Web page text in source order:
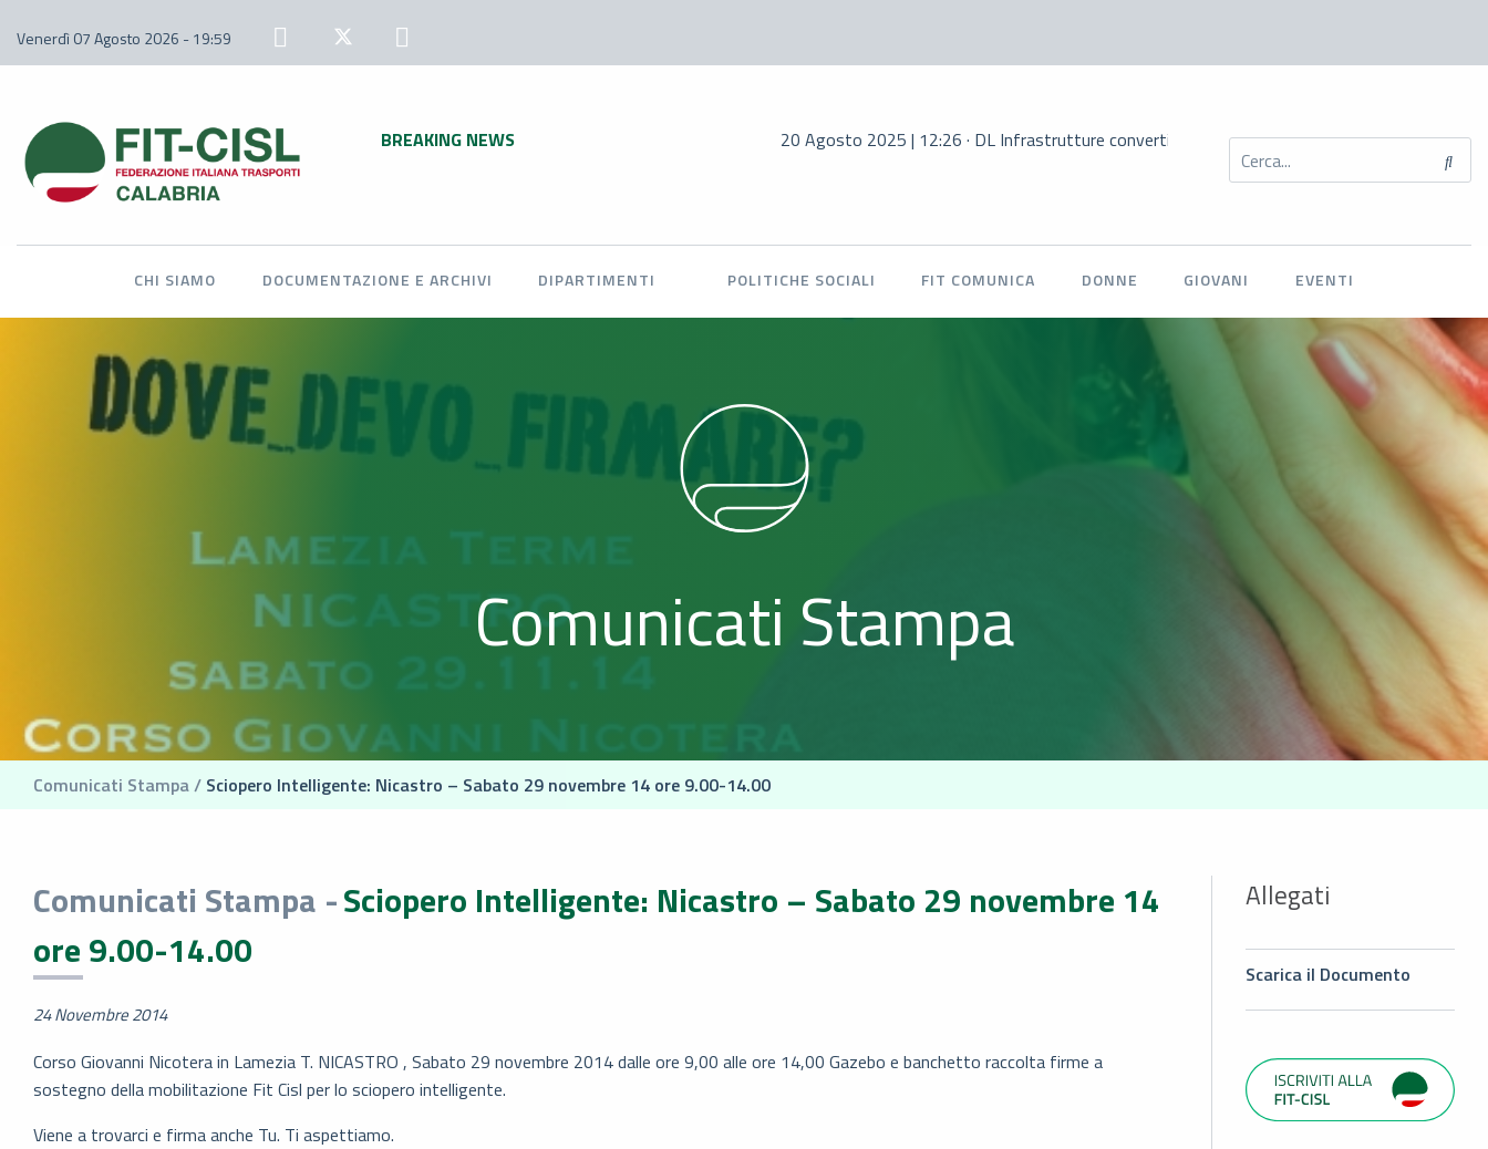
Venerdì 07 Agosto 2026 - 19:59
BREAKING NEWS 20 Agosto 2025 | 12:26 · DL Infrastrutture convertito in legge: novità per l’autotrasporto sui tempi
CHI SIAMO DOCUMENTAZIONE E ARCHIVI DIPARTIMENTI POLITICHE SOCIALI FIT COMUNICA DONNE GIOVANI EVENTI
Comunicati Stampa
Comunicati Stampa / Sciopero Intelligente: Nicastro – Sabato 29 novembre 14 ore 9.00-14.00
Comunicati Stampa -Sciopero Intelligente: Nicastro – Sabato 29 novembre 14
ore 9.00-14.00
24 Novembre 2014
Corso Giovanni Nicotera in Lamezia T. NICASTRO , Sabato 29 novembre 2014 dalle ore 9,00 alle ore 14,00 Gazebo e banchetto raccolta firme a
sostegno della mobilitazione Fit Cisl per lo sciopero intelligente.
Viene a trovarci e firma anche Tu. Ti aspettiamo.
Allegati
Scarica il Documento